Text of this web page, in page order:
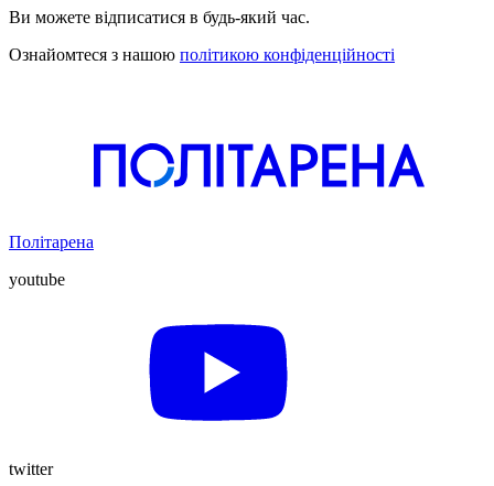
Ви можете відписатися в будь-який час.
Ознайомтеся з нашою політикою конфіденційності
Політарена
youtube
twitter